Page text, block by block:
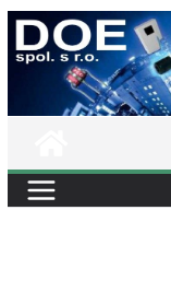
Přeskočit
na